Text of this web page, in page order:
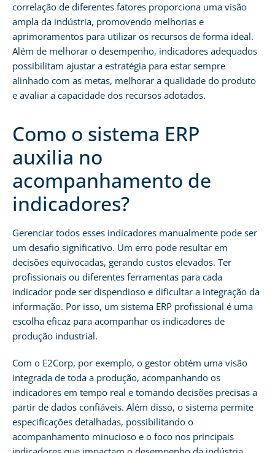
correlação de diferentes fatores proporciona uma visão
ampla da indústria, promovendo melhorias e
aprimoramentos para utilizar os recursos de forma ideal.
Além de melhorar o desempenho, indicadores adequados
possibilitam ajustar a estratégia para estar sempre
alinhado com as metas, melhorar a qualidade do produto
e avaliar a capacidade dos recursos adotados.
Como o sistema ERP
auxilia no
acompanhamento de
indicadores?
Gerenciar todos esses indicadores manualmente pode ser
um desafio significativo. Um erro pode resultar em
decisões equivocadas, gerando custos elevados. Ter
profissionais ou diferentes ferramentas para cada
indicador pode ser dispendioso e dificultar a integração da
informação. Por isso, um sistema ERP profissional é uma
escolha eficaz para acompanhar os indicadores de
produção industrial.
Com o E2Corp, por exemplo, o gestor obtém uma visão
integrada de toda a produção, acompanhando os
indicadores em tempo real e tomando decisões precisas a
partir de dados confiáveis. Além disso, o sistema permite
especificações detalhadas, possibilitando o
acompanhamento minucioso e o foco nos principais